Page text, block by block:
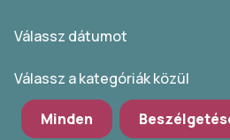
Válassz dátumot
Válassz a kategóriák közül
Minden